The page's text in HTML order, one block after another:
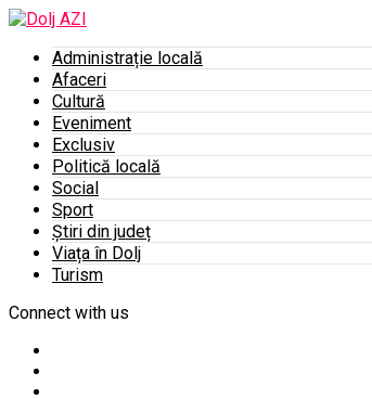
Administrație locală
Afaceri
Cultură
Eveniment
Exclusiv
Politică locală
Social
Sport
Știri din județ
Viața în Dolj
Turism
Connect with us